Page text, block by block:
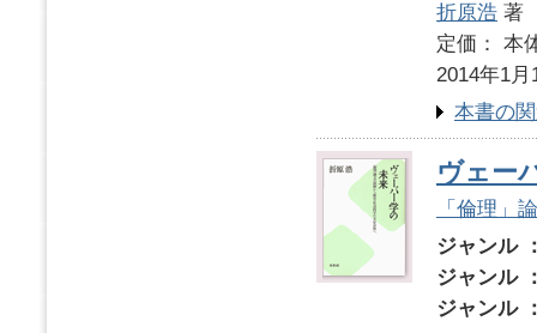
折原浩 著
定価：
2014年1月
本書の
ヴェー
「倫理」
ジャンル
ジャンル
ジャンル